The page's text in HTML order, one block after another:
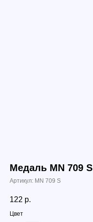
Медаль MN 709 S
Артикул: MN 709 S
122 р.
Цвет